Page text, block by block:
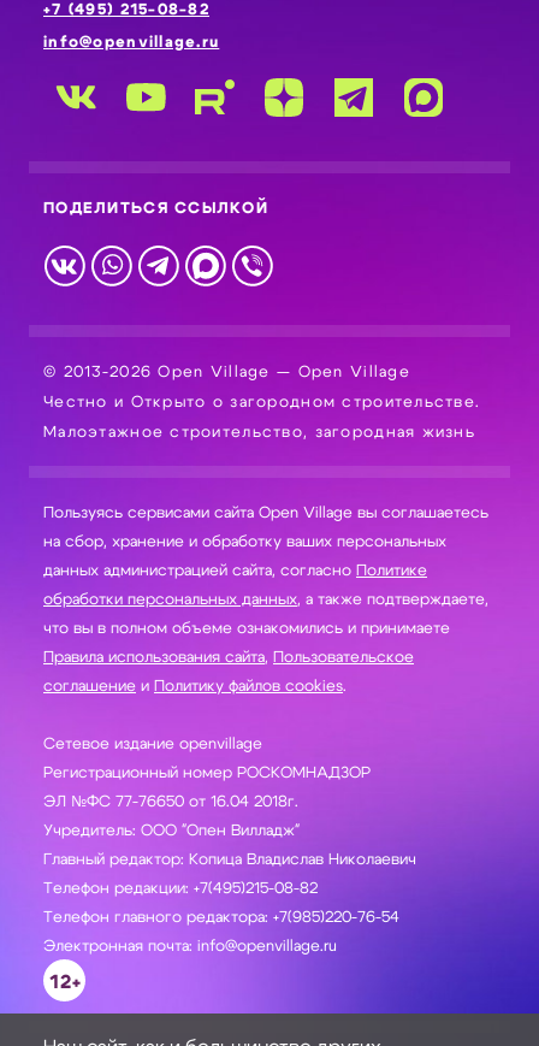
+7 (495) 215-08-82
info@openvillage.ru
ПОДЕЛИТЬСЯ ССЫЛКОЙ
© 2013-2026 Open Village — Open Village
Честно и Открыто о загородном строительстве.
Малоэтажное строительство, загородная жизнь
Пользуясь сервисами сайта Open Village вы соглашаетесь
на сбор, хранение и обработку ваших персональных
данных администрацией сайта, согласно Политике
обработки персональных данных, а также подтверждаете,
что вы в полном объеме ознакомились и принимаете
Правила использования сайта, Пользовательское
соглашение и Политику файлов cookies.
Сетевое издание openvillage
Регистрационный номер РОСКОМНАДЗОР
ЭЛ №ФС 77-76650 от 16.04 2018г.
Учредитель: ООО "Опен Вилладж"
Главный редактор: Копица Владислав Николаевич
Телефон редакции: +7(495)215-08-82
Телефон главного редактора: +7(985)220-76-54
Электронная почта: info@openvillage.ru
12+